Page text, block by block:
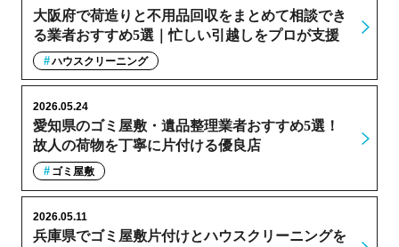
大阪府で荷造りと不用品回収をまとめて相談でき
る業者おすすめ5選｜忙しい引越しをプロが支援
ハウスクリーニング
愛知県のゴミ屋敷・遺品整理業者おすすめ5選！
故人の荷物を丁寧に片付ける優良店
2026.05.24
ゴミ屋敷
兵庫県でゴミ屋敷片付けとハウスクリーニングを
2026.05.11